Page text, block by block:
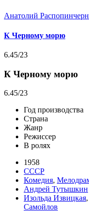
Анатолий Распопин
К Черному морю
6.45/23
К Черному морю
6.45/23
Год производства
Страна
Жанр
Режиссер
В ролях
1958
СССР
Комедия,
Андрей Тутышкин
Изольда Извицкая,
Самойлов